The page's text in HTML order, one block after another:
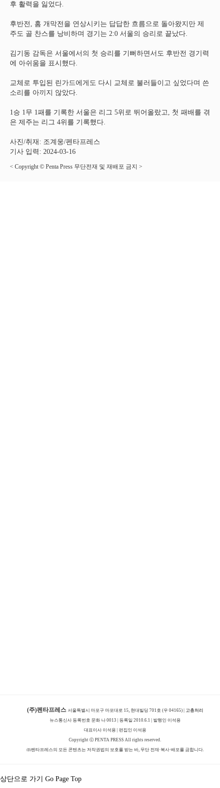
후 활력을 잃었다.
후반전, 홈 개막전을 연상시키는 답답한 흐름으로 돌아왔지만 제
주도 골 찬스를 낭비하며 경기는 2:0 서울의 승리로 끝났다.
김기동 감독은 서울에서의 첫 승리를 기뻐하면서도 후반전 경기력
에 아쉬움을 표시했다.
교체로 투입된 린가드에게도 다시 교체로 불러들이고 싶었다며 쓴
소리를 아끼지 않았다.
1승 1무 1패를 기록한 서울은 리그 5위로 뛰어올랐고, 첫 패배를 겪
은 제주는 리그 4위를 기록했다.
사진/취재: 조계웅/펜타프레스
기사 입력: 2024-03-16
< Copyright © Penta Press 무단전재 및 재배포 금지 >
(주)펜타프레스 서울특별시 마포구 마포대로 15, 현대빌딩 701호 (우 04165) |
고충처리
뉴스통신사 등록번호 문화 나 0013 | 등록일 2010.6.1 | 발행인 이석용
대표이사 이석용 | 편집인 이석용
Copyright ⓒ PENTA PRESS All rights reserved.
㈜펜타프레스의 모든 콘텐츠는 저작권법의 보호를 받는 바, 무단 전재·복사·배포를 금합니다.
상단으로 가기 Go Page Top